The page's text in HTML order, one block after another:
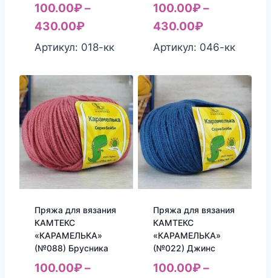
100.00₽–
430.00₽
Артикул: 018-кк
100.00₽–
430.00₽
Артикул: 046-кк
Пряжа для вязания
КАМТЕКС
«КАРАМЕЛЬКА»
(№088) Брусника
100.00₽–
Пряжа для вязания
КАМТЕКС
«КАРАМЕЛЬКА»
(№022) Джинс
100.00₽–